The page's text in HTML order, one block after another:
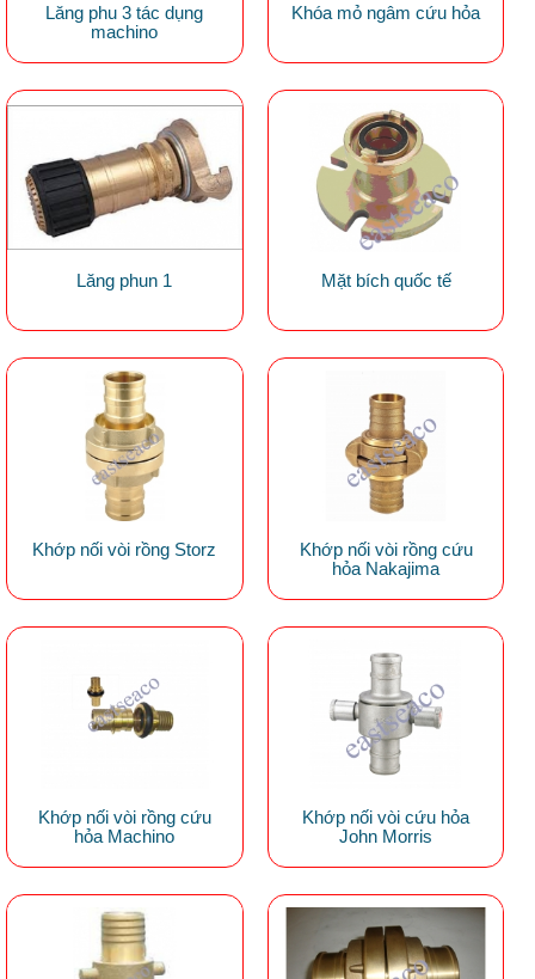
Lăng phu 3 tác dụng
machino
Khóa mỏ ngâm cứu hỏa
Lăng phun 1 Mặt bích quốc tế
Khớp nối vòi rồng Storz
Khớp nối vòi rồng cứu
hỏa Nakajima
Khớp nối vòi rồng cứu
hỏa Machino
Khớp nối vòi cứu hỏa
John Morris